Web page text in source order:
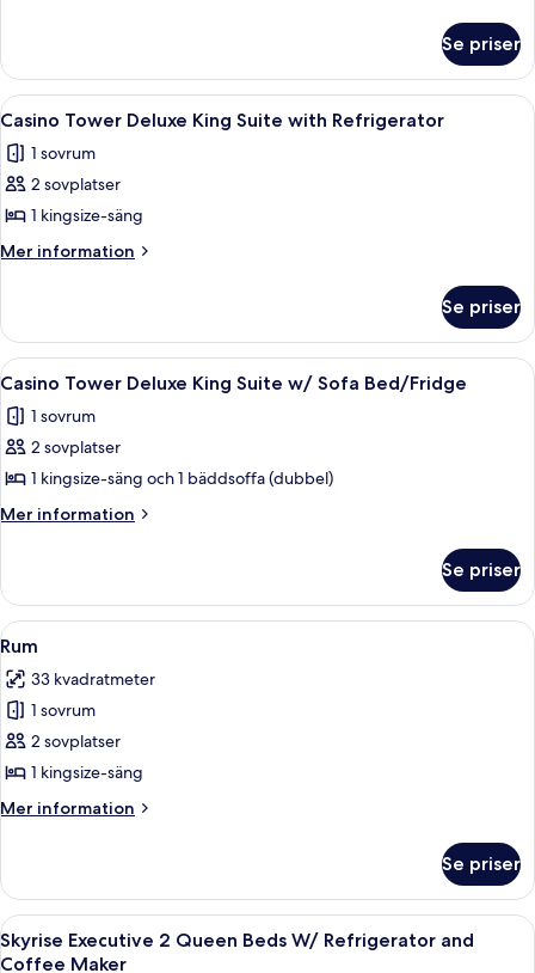
with
Refrigerator/Coffee
Maker
Tower
Executive
Double
with
Refrigerator/Coffee
Se priser
Öppna
alla
foton
för
Casino
Tower
Suite
with
Refrigerator
Ett hotellrum med en stor säng, två
2
Casino Tower Deluxe King Suite with Refrigerator
1 sovrum
2 sovplatser
1 kingsize-säng
Mer information
Mer
Tower
Deluxe
King
with
Refrigerator
Se priser
Öppna
alla
foton
för
Casino
Tower
Suite
w/
Sofa
Bed/Fridge
Ett hotellrum med en säng, ett
1
Casino Tower Deluxe King Suite w/ Sofa Bed/Fridge
1 sovrum
2 sovplatser
1 kingsize-säng och 1 bäddsoffa (dubbel)
Mer information
Mer
Tower
Deluxe
King
w/
Sofa
Bed/Fridge
Se priser
Öppna
alla
foton
för
Rum
Ett hotellrum med en stor säng, två
1
Rum
33 kvadratmeter
1 sovrum
2 sovplatser
1 kingsize-säng
Mer information
Mer
Se priser
Öppna
alla
Ett hotellrum med två sängar, ett
1
Skyrise Executive 2 Queen Beds W/ Refrigerator and
Coffee Maker